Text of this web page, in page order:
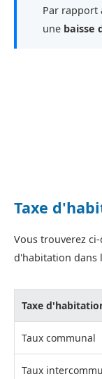
Par rapport
une baisse
Taxe
Vous trouverez
d'habitation dans
Taxe
Taux communal
Taux